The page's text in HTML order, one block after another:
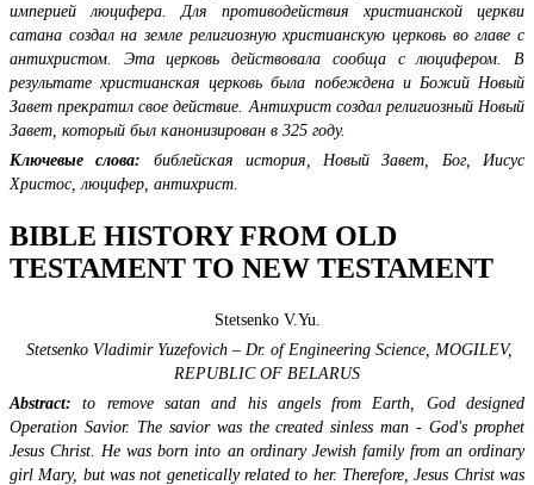
империей люцифера. Для противодействия христианской церкви
сатана создал на земле религиозную христианскую церковь во главе с
антихристом. Эта церковь действовала сообща с люцифером. В
результате христианская церковь была побеждена и Божий Новый
Завет прекратил свое действие. Антихрист создал религиозный Новый
Завет, который был канонизирован в 325 году.
Ключевые слова: библейская история, Новый Завет, Бог, Иисус
Христос, люцифер, антихрист.
BIBLE HISTORY FROM OLD
TESTAMENT TO NEW TESTAMENT
Stetsenko V.Yu.
Stetsenko Vladimir Yuzefovich – Dr. of Engineering Science, MOGILEV,
REPUBLIC OF BELARUS
Abstract:to remove satan and his angels from Earth, God designed
Operation Savior. The savior was the created sinless man - God's prophet
Jesus Christ. He was born into an ordinary Jewish family from an ordinary
girl Mary, but was not genetically related to her. Therefore, Jesus Christ was